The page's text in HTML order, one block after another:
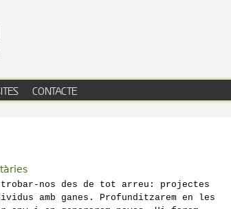
nos des de tot arreu: projectes
amb ganes. Profunditzarem en les
CONTACTE